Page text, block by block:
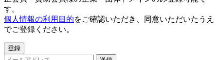
す。
個人情報の利用目的をご確認いただき、同意いただいたうえ
でご登録ください。
登録